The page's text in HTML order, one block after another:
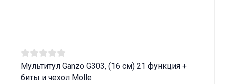
Мультитул Ganzo G303, (16 см) 21 функция +
биты и чехол Molle